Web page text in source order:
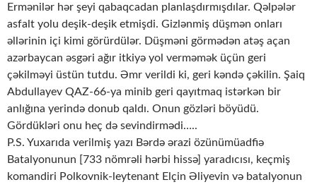
Ermənilər hər şeyi qabaqcadan planlaşdırmışdılar. Qəlpələr
asfalt yolu deşik-deşik etmişdi. Gizlənmiş düşmən onları
əllərinin içi kimi görürdülər. Düşməni görmədən atəş açan
azərbaycan əsgəri ağır itkiyə yol verməmək üçün geri
çəkilməyi üstün tutdu. Əmr verildi ki, geri kəndə çəkilin. Şaiq
Abdullayev QAZ-66-ya minib geri qayıtmaq istərkən bir
anlığına yerində donub qaldı. Onun gözləri böyüdü.
Gördükləri onu heç də sevindirmədi…..
P.S. Yuxarıda verilmiş yazı Bərdə ərazi özünümüadfiə
Batalyonunun [733 nömrəli hərbi hissə] yaradıcısı, keçmiş
komandiri Polkovnik-leytenant Elçin Əliyevin və batalyonun